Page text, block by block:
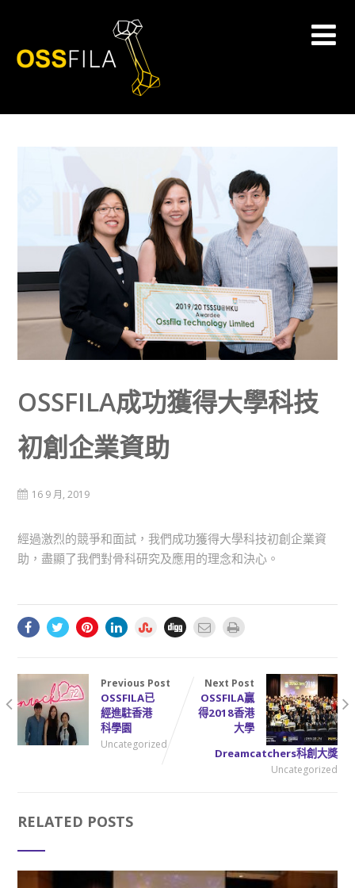
OSSFILA成功獲得大學科技
初創企業資助
16 9 月, 2019
經過激烈的競爭和面試，我們成功獲得大學科技初創企業資
助，盡顯了我們對骨科研究及應用的理念和決心。
Previous Post
OSSFILA已
經進駐香港
科學園
Uncategorized
Next Post
OSSFILA贏
得2018香港
大學
Dreamcatchers科創大獎
Uncategorized
RELATED POSTS